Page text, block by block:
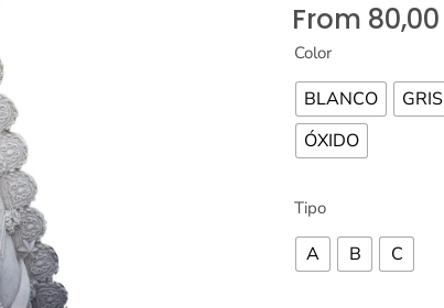
From 80,00
Color
BLANCO GRIS
ÓXIDO
Tipo
A B C